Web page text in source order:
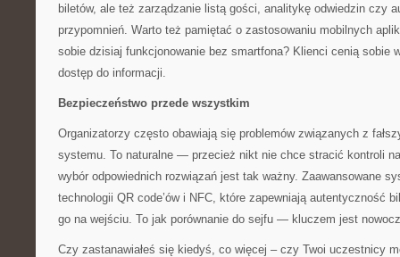
biletów, ale też zarządzanie listą gości, analitykę odwiedzin czy
przypomnień. Warto też pamiętać o zastosowaniu mobilnych
sobie dzisiaj funkcjonowanie bez smartfona? Klienci cenią sobie
dostęp do informacji.
Bezpieczeństwo przede wszystkim
Organizatorzy często obawiają się problemów związanych z
systemu. To naturalne — przecież nikt nie chce stracić kontroli
wybór odpowiednich rozwiązań jest tak ważny. Zaawansowane
technologii QR code’ów i NFC, które zapewniają autentyczność
go na wejściu. To jak porównanie do sejfu — kluczem jest
Czy zastanawiałeś się kiedyś, co więcej – czy Twoi uczestnicy